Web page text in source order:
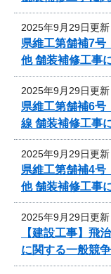
2025年9月29日更新
県維工第舗補7
他 舗装補修工事
2025年9月29日更新
県維工第舗補6
線 舗装補修工事
2025年9月29日更新
県維工第舗補4
他 舗装補修工事
2025年9月29日更新
【建設工事】飛
に関する一般競